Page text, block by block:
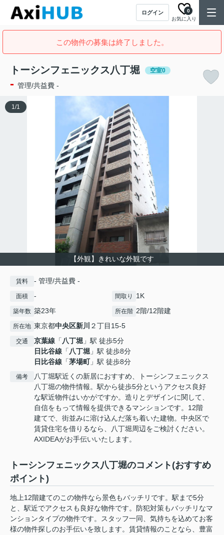
ログイン
お気に入り
0
この物件の募集は終了しました。
トーシンフェニックス八丁堀 空室0
- 管理/共益費 -
【外観】きれいな外観です
1/1
賃料 - 管理/共益費 -
面積 - 間取り 1K
築年数 築23年 所在階 2階/12階建
所在地 東京都中央区新川 ２丁目15-5
交通 京葉線 「八丁堀 」駅 徒歩5分
日比谷線 「八丁堀 」駅 徒歩8分
日比谷線 「茅場町」駅 徒歩8分
備考
八丁堀駅近くの新居におすすめ、トーシンフェニックス
八丁堀の物件情報。駅から徒歩5分というアクセス良好
な駅近物件はいかがですか。造りとデザインに関して、
自信をもって情報を提供できるマンションです。12階
建てで、街並みに溶け込んだ落ち着いた建物。中央区で
賃貸住宅を借りるなら、八丁堀周辺をご検討ください。
AXIDEAがお手伝いいたします。
トーシンフェニックス八丁堀のコメント(おすすめ
ポイント)
地上12階建てのこの物件なら景色もバッチリです。駅まで5分
と、駅近でアクセスも良好な物件です。防犯対策もバッチリなマ
ンションタイプの物件です。スタッフ一同、気持ちを込めてお客
様の物件探しのお手伝いを致します。賃貸情報のことなら、豊富